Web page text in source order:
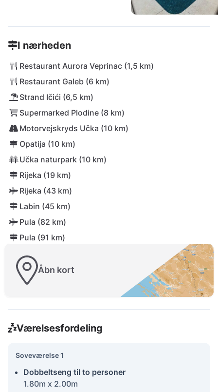
I nærheden
Restaurant Aurora Veprinac (1,5 km)
Restaurant Galeb (6 km)
Strand Ičići (6,5 km)
Supermarked Plodine (8 km)
Motorvejskryds Učka (10 km)
Opatija (10 km)
Učka naturpark (10 km)
Rijeka (19 km)
Rijeka (43 km)
Labin (45 km)
Pula (82 km)
Pula (91 km)
Åbn kort
Værelsesfordeling
Soveværelse 1
Dobbeltseng til to personer
1.80m x 2.00m